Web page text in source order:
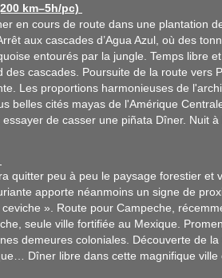
km–5h/pc)
en cours de route dans une plantation
aux cascades d’Agua Azul, où des
entourés par la jungle. Temps libre
cascades. Poursuite de la route vers
Les proportions harmonieuses de
belles cités mayas de l'Amérique
de casser une piñata Dîner. Nuit à
quitter peu à peu le paysage forestier et
apporte néanmoins un signe de
». Route pour Campeche,
seule ville fortifiée au Mexique.
demeures coloniales. Découverte de
Dîner libre dans cette magnifique ville